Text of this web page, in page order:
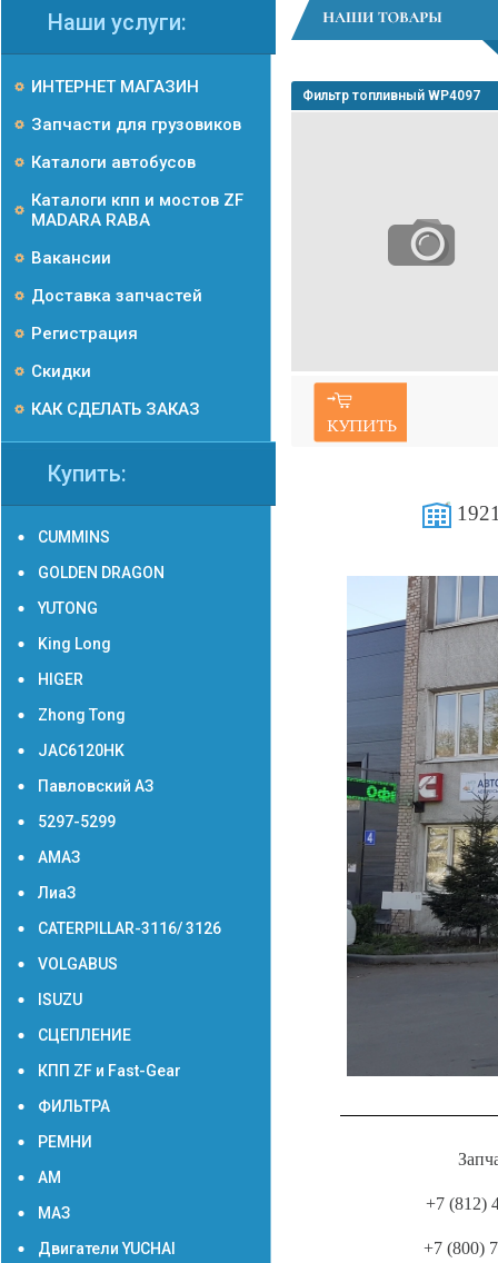
Фильтр топливный WP4097
+7 (812)
+7 (800)
Наши услуги:
ИНТЕРНЕТ МАГАЗИН
Запчасти для грузовиков
Каталоги автобусов
Каталоги кпп и мостов ZF
MADARA RABA
Вакансии
Доставка запчастей
Регистрация
Скидки
КАК СДЕЛАТЬ ЗАКАЗ
Купить:
CUMMINS
GOLDEN DRAGON
YUTONG
King Long
HIGER
Zhong Tong
JAC6120HK
Павловский АЗ
5297-5299
АМАЗ
ЛиаЗ
CATERPILLAR-3116/ 3126
VOLGABUS
ISUZU
СЦЕПЛЕНИЕ
КПП ZF и Fast-Gear
ФИЛЬТРА
РЕМНИ
АМ
МАЗ
Двигатели YUCHAI